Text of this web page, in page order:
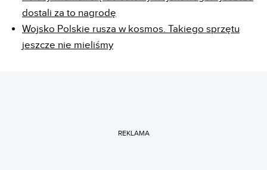
dostali za to nagrodę
Wojsko Polskie rusza w kosmos. Takiego sprzętu
jeszcze nie mieliśmy
REKLAMA